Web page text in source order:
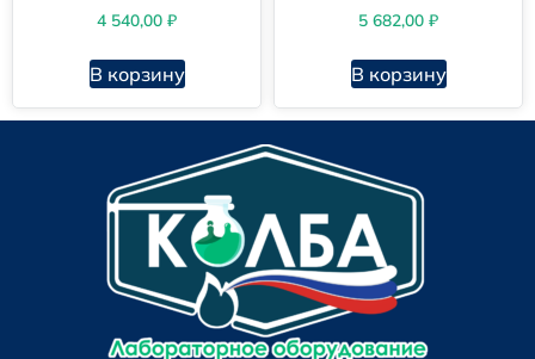
Штатив универсальный для ученика
Демонстрационный универсальный штатив
Стандартный универсальный штатив
4 540,00 ₽
В корзину
5 682,00 ₽
В корзину